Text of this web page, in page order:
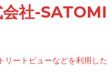
社-SATOMI
ートビューなどを利用した